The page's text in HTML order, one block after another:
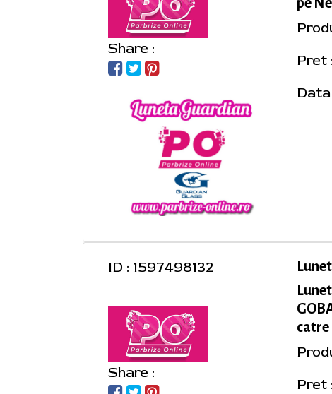
Share :
Pret
Data
ID : 1597498132
Share :
catre
Pret